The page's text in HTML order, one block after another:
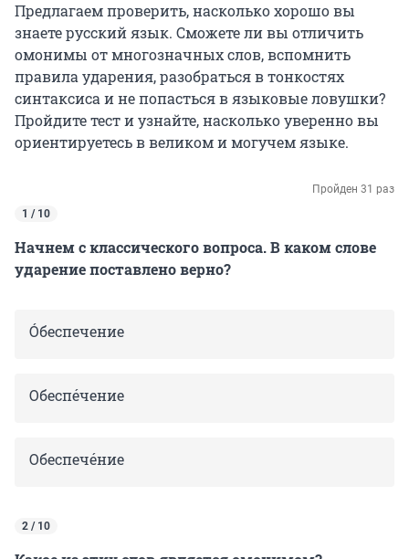
Предлагаем проверить, насколько хорошо вы
знаете русский язык. Сможете ли вы отличить
омонимы от многозначных слов, вспомнить
правила ударения, разобраться в тонкостях
синтаксиса и не попасться в языковые ловушки?
Пройдите тест и узнайте, насколько уверенно вы
ориентируетесь в великом и могучем языке.
Пройден 31 раз
1 / 10
Начнем с классического вопроса. В каком слове
ударение поставлено верно?
Óбеспечение
Oбеспéчение
Обеспечéние
2 / 10